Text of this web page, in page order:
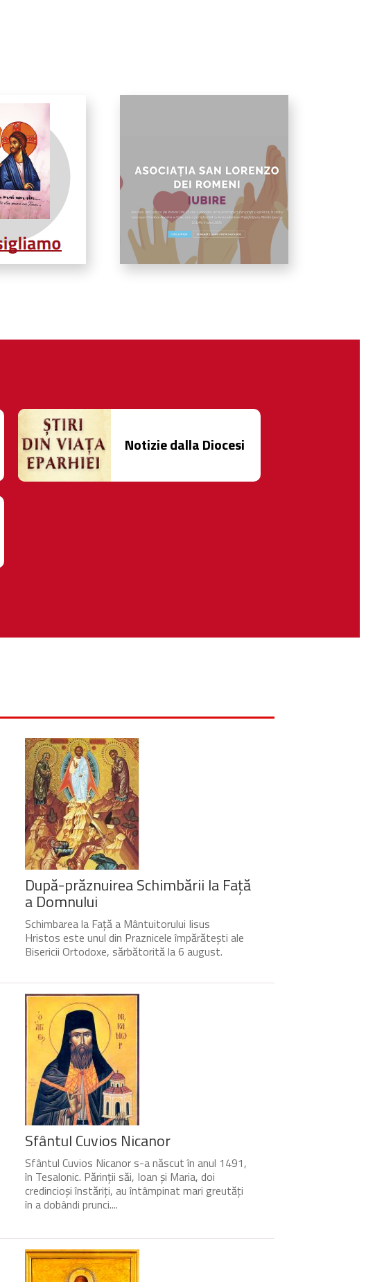
Notizie dalla Diocesi
După-prăznuirea Schimbării la Față
a Domnului
Schimbarea la Față a Mântuitorului Iisus
Hristos este unul din Praznicele împărătești ale
Bisericii Ortodoxe, sărbătorită la 6 august.
Sfântul Cuvios Nicanor
Sfântul Cuvios Nicanor s-a născut în anul 1491,
în Tesalonic. Părinții săi, Ioan și Maria, doi
credincioși înstăriți, au întâmpinat mari greutăți
în a dobândi prunci....